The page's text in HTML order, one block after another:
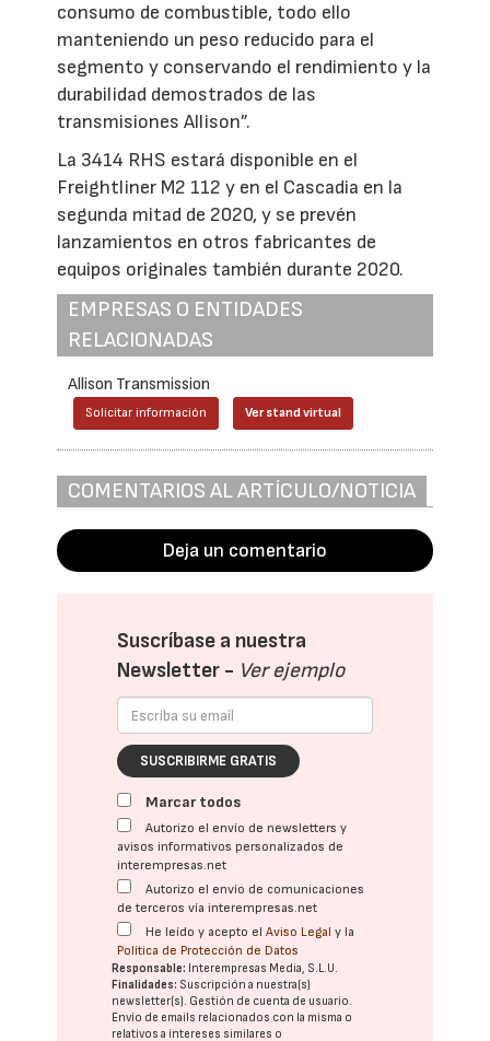
consumo de combustible, todo ello
manteniendo un peso reducido para el
segmento y conservando el rendimiento y la
durabilidad demostrados de las
transmisiones Allison”.
La 3414 RHS estará disponible en el
Freightliner M2 112 y en el Cascadia en la
segunda mitad de 2020, y se prevén
lanzamientos en otros fabricantes de
equipos originales también durante 2020.
EMPRESAS O ENTIDADES
RELACIONADAS
Allison Transmission
Solicitar información Ver stand virtual
COMENTARIOS AL ARTÍCULO/NOTICIA
Deja un comentario
Suscríbase a nuestra
Newsletter - Ver ejemplo
SUSCRIBIRME GRATIS
Marcar todos
Autorizo el envío de newsletters y
avisos informativos personalizados de
interempresas.net
Autorizo el envío de comunicaciones
de terceros vía interempresas.net
He leído y acepto elAviso Legal y la
Política de Protección de Datos
Responsable: Interempresas Media, S.L.U.
Finalidades: Suscripción a nuestra(s)
newsletter(s). Gestión de cuenta de usuario.
Envío de emails relacionados con la misma o
relativos a intereses similares o